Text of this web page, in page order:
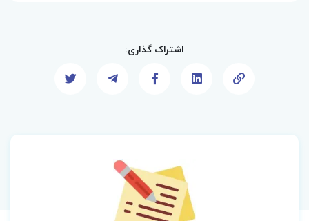
اشتراک گذاری: